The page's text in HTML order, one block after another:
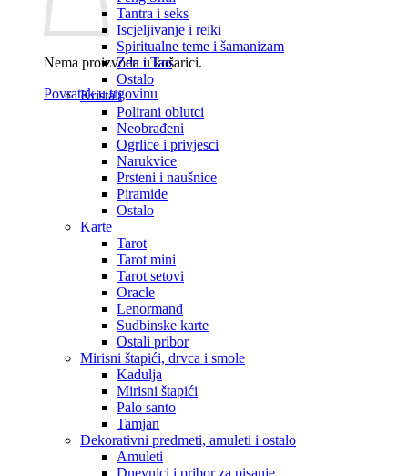
Nema proizvoda u košarici.
Povratak u trgovinu
Tantra i seks
Iscjeljivanje i reiki
Spiritualne teme i šamanizam
Zen i Tao
Ostalo
Kristali
Polirani oblutci
Neobrađeni
Ogrlice i privjesci
Narukvice
Prsteni i naušnice
Piramide
Ostalo
Karte
Tarot
Tarot mini
Tarot setovi
Oracle
Lenormand
Sudbinske karte
Ostali pribor
Mirisni štapići, drvca i smole
Kadulja
Mirisni štapići
Palo santo
Tamjan
Dekorativni predmeti, amuleti i ostalo
Amuleti
Dnevnici i pribor za pisanje